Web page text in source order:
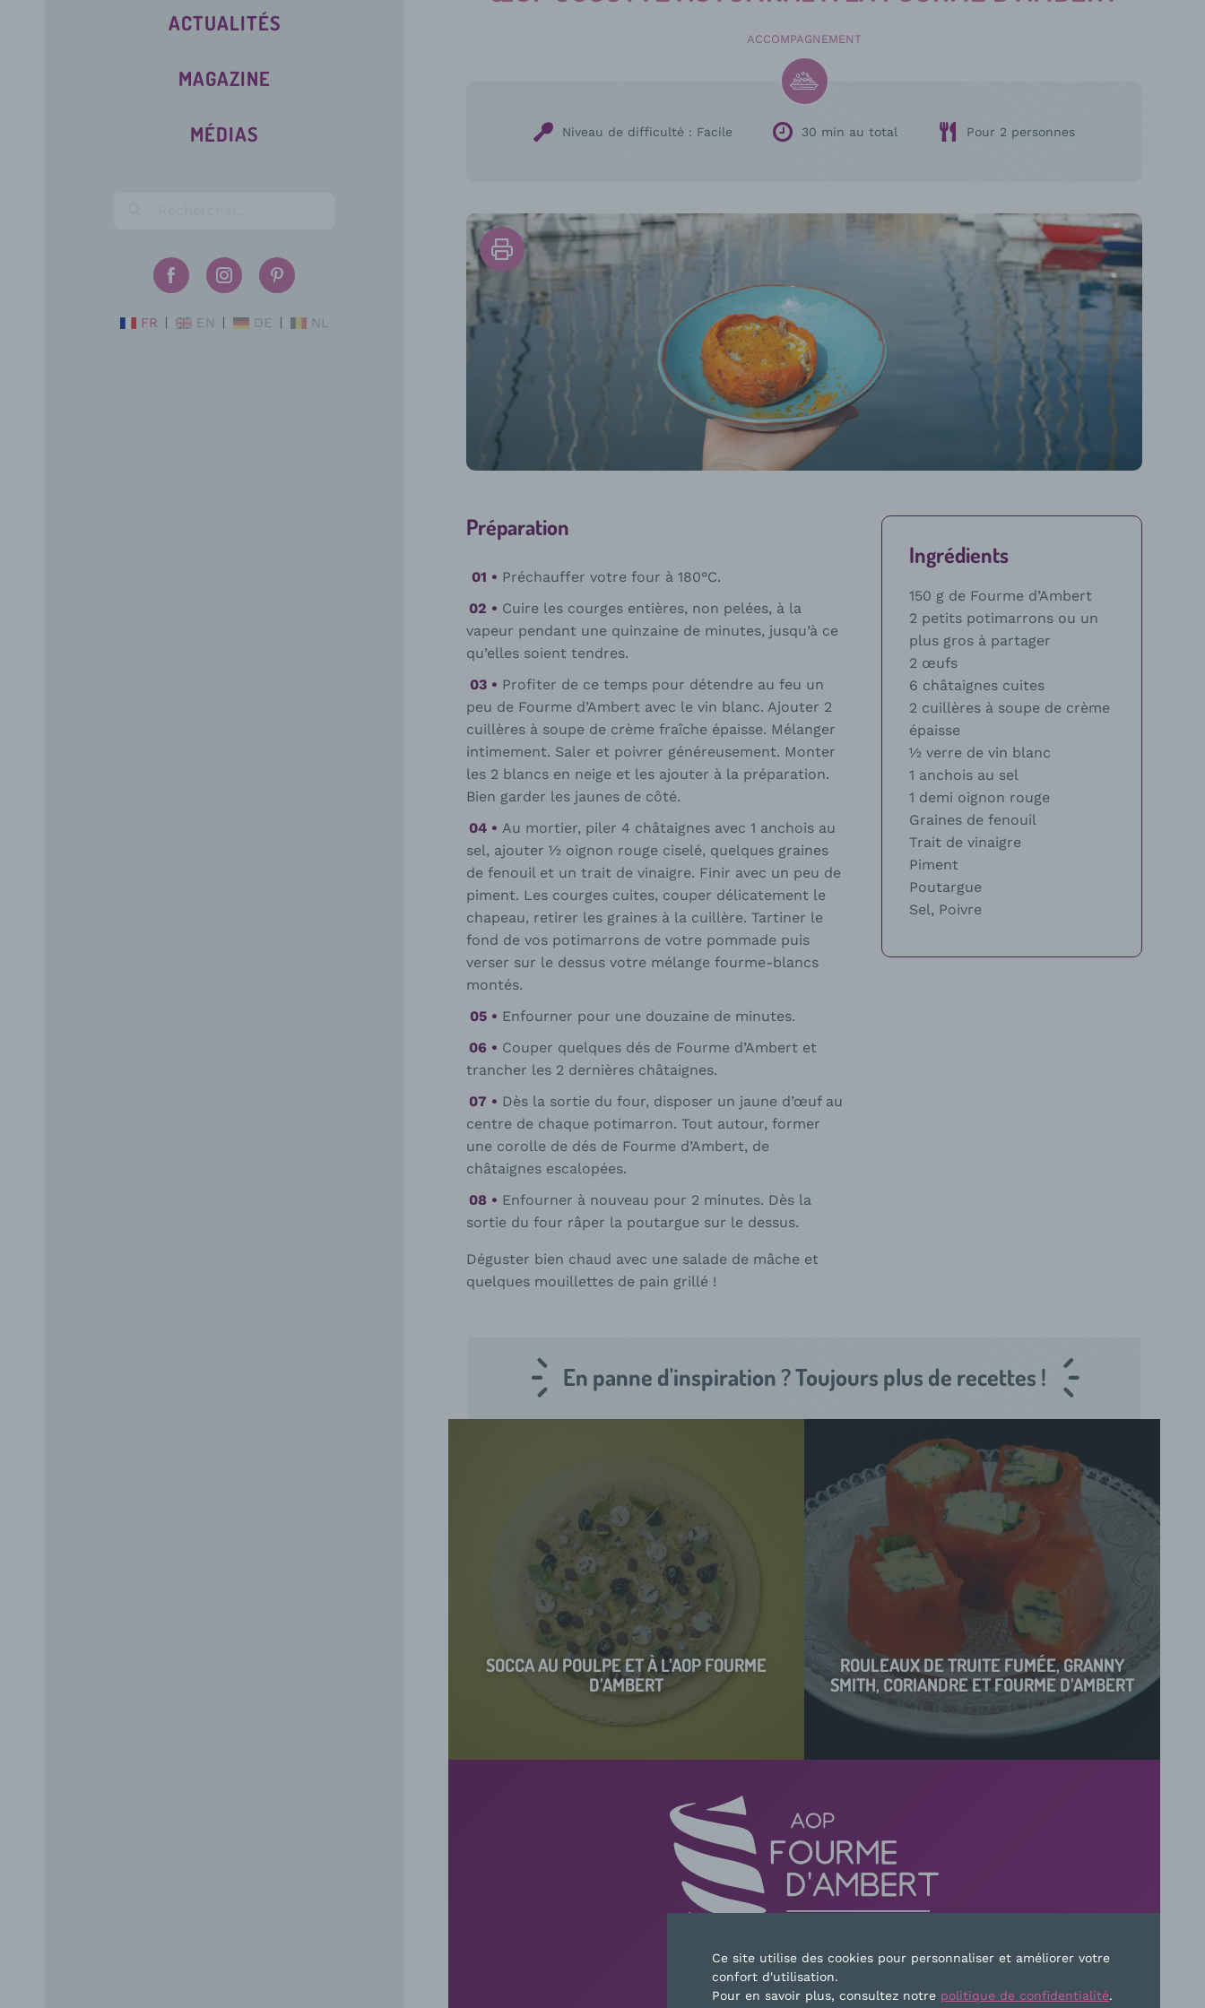
ACTUALITÉS
MAGAZINE
MÉDIAS
FR EN DE NL
ACCOMPAGNEMENT
Niveau de difficulté : Facile 30 min au total Pour 2 personnes
Imprimer
recette
Ingrédients
150 g de Fourme d’Ambert
2 petits potimarrons ou un
plus gros à partager
2 œufs
6 châtaignes cuites
2 cuillères à soupe de crème
épaisse
1⁄2 verre de vin blanc
1 anchois au sel
1 demi oignon rouge
Graines de fenouil
Trait de vinaigre
Piment
Poutargue
Sel, Poivre
Préparation
Préchauffer votre four à 180°C.
Cuire les courges entières, non pelées, à la
vapeur pendant une quinzaine de minutes, jusqu’à ce
qu’elles soient tendres.
Profiter de ce temps pour détendre au feu un
peu de Fourme d’Ambert avec le vin blanc. Ajouter 2
cuillères à soupe de crème fraîche épaisse. Mélanger
intimement. Saler et poivrer généreusement. Monter
les 2 blancs en neige et les ajouter à la préparation.
Bien garder les jaunes de côté.
Au mortier, piler 4 châtaignes avec 1 anchois au
sel, ajouter 1⁄2 oignon rouge ciselé, quelques graines
de fenouil et un trait de vinaigre. Finir avec un peu de
piment. Les courges cuites, couper délicatement le
chapeau, retirer les graines à la cuillère. Tartiner le
fond de vos potimarrons de votre pommade puis
verser sur le dessus votre mélange fourme-blancs
montés.
Enfourner pour une douzaine de minutes.
Couper quelques dés de Fourme d’Ambert et
trancher les 2 dernières châtaignes.
Dès la sortie du four, disposer un jaune d’œuf au
centre de chaque potimarron. Tout autour, former
une corolle de dés de Fourme d’Ambert, de
châtaignes escalopées.
Enfourner à nouveau pour 2 minutes. Dès la
sortie du four râper la poutargue sur le dessus.
Déguster bien chaud avec une salade de mâche et
quelques mouillettes de pain grillé !
En panne d'inspiration ? Toujours plus de recettes !
SOCCA AU POULPE ET À L’AOP FOURME
D’AMBERT
ROULEAUX DE TRUITE FUMÉE, GRANNY
SMITH, CORIANDRE ET FOURME D’AMBERT
CONTACTEZ-NOUS
Ce site utilise des cookies pour personnaliser et améliorer votre
confort d'utilisation.
Pour en savoir plus, consultez notre politique de confidentialité.